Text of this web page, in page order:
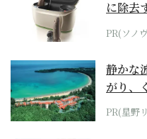
に除去
位モデル
PR(ソノ
静かな
がり、
ホテル
PR(星野